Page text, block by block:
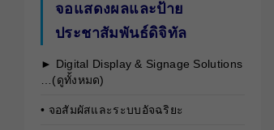
จอแสดงผลและป้าย
ประชาสัมพันธ์ดิจิทัล
► Digital Display & Signage Solutions
…(ดูทั้งหมด)
• จอสัมผัสและระบบอัจฉริยะ